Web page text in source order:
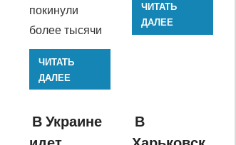
покинули
более тысячи
ЧИТАТЬ
ДАЛЕЕ
ЧИТАТЬ
ДАЛЕЕ
В Украине
В